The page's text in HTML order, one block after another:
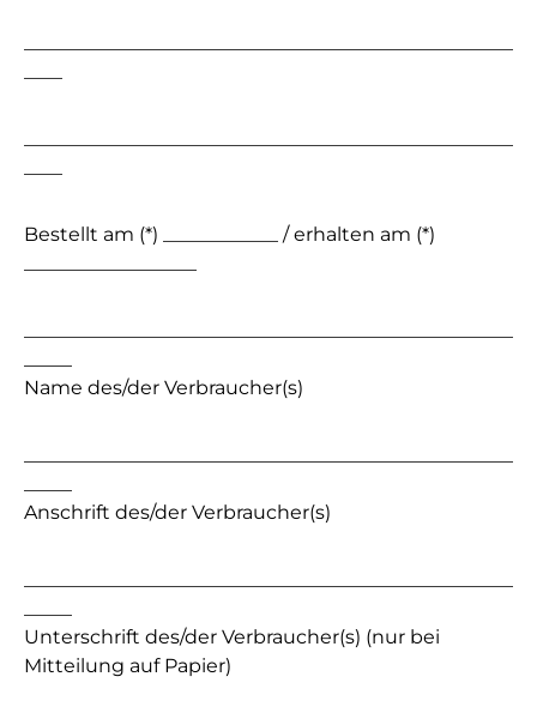
Bestellt am (*) ____________ / erhalten am (*)
Name des/der Verbraucher(s)
Anschrift des/der Verbraucher(s)
Unterschrift des/der Verbraucher(s) (nur bei
Mitteilung auf Papier)